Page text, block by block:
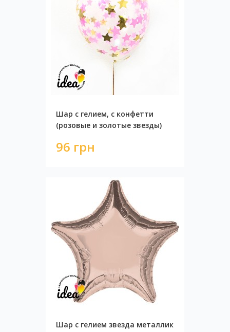
Шар с гелием, с конфетти
(розовые и золотые звезды)
96 грн
Шар с гелием звезда металлик